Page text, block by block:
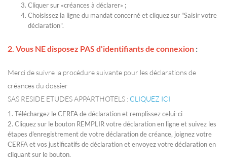
Cliquer sur «créances à déclarer» ;
Choisissez la ligne du mandat concerné et cliquez sur "Saisir votre
déclaration".
2. Vous NE disposez PAS d'identifiants de connexion :
Merci de suivre la procédure suivante pour les déclarations de
créances du dossier
SAS RESIDE ETUDES APPARTHOTELS : CLIQUEZ ICI
1. Téléchargez le CERFA de déclaration et remplissez celui-ci
2. Cliquez sur le bouton REMPLIR votre déclaration en ligne et suivez les
étapes d'enregistrement de votre déclaration de créance, joignez votre
CERFA et vos justificatifs de déclaration et envoyez votre déclaration en
cliquant sur le bouton.